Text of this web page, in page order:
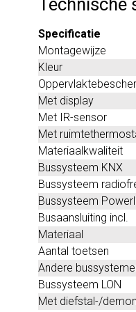
Specificatie
Montagewijze
Kleur
Met display
Met IR-sensor
Met
Materiaalkwaliteit
Bussysteem KNX
Bussysteem
Bussysteem
Busaansluiting incl.
Materiaal
Aantal toetsen
Andere
Bussysteem LON
Met diefstal-/